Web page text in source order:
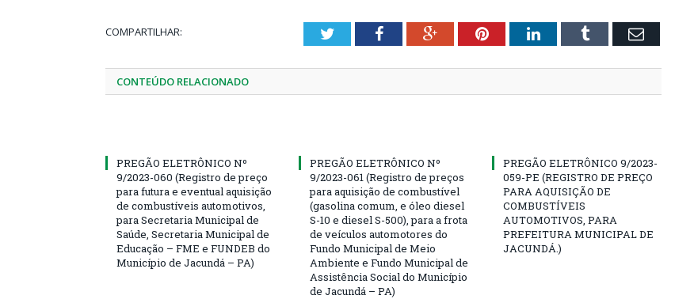
COMPARTILHAR: TwitterFacebookGoogle+PinterestLinkedInTumblr Email
CONTEÚDO RELACIONADO
PREGÃO ELETRÔNICO Nº
9/2023-060 (Registro de preço
para futura e eventual aquisição
de combustíveis automotivos,
para Secretaria Municipal de
Saúde, Secretaria Municipal de
Educação – FME e FUNDEB do
Município de Jacundá – PA)
PREGÃO ELETRÔNICO Nº
9/2023-061 (Registro de preços
para aquisição de combustível
(gasolina comum, e óleo diesel
S-10 e diesel S-500), para a frota
de veículos automotores do
Fundo Municipal de Meio
Ambiente e Fundo Municipal de
Assistência Social do Município
de Jacundá – PA)
PREGÃO ELETRÔNICO 9/2023-
059-PE (REGISTRO DE PREÇO
PARA AQUISIÇÃO DE
COMBUSTÍVEIS
AUTOMOTIVOS, PARA
PREFEITURA MUNICIPAL DE
JACUNDÁ.)